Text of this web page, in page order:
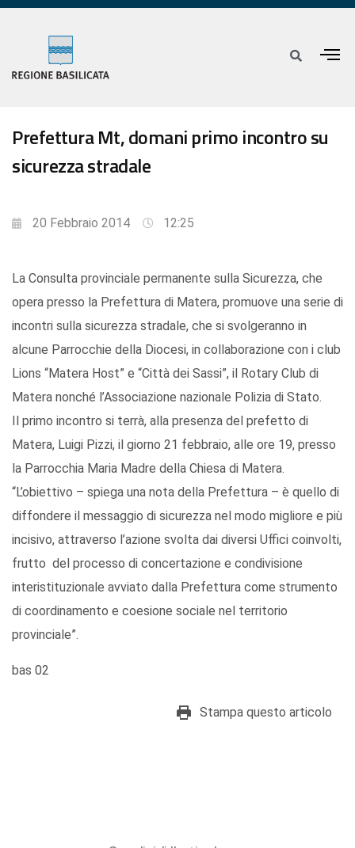
Prefettura Mt, domani primo incontro su
sicurezza stradale
20 Febbraio 2014 12:25
La Consulta provinciale permanente sulla Sicurezza, che
opera presso la Prefettura di Matera, promuove una serie di
incontri sulla sicurezza stradale, che si svolgeranno in
alcune Parrocchie della Diocesi, in collaborazione con i club
Lions “Matera Host” e “Città dei Sassi”, il Rotary Club di
Matera nonché l’Associazione nazionale Polizia di Stato.
Il primo incontro si terrà, alla presenza del prefetto di
Matera, Luigi Pizzi, il giorno 21 febbraio, alle ore 19, presso
la Parrocchia Maria Madre della Chiesa di Matera.
“L’obiettivo – spiega una nota della Prefettura – è quello di
diffondere il messaggio di sicurezza nel modo migliore e più
incisivo, attraverso l’azione svolta dai diversi Uffici coinvolti,
frutto del processo di concertazione e condivisione
interistituzionale avviato dalla Prefettura come strumento
di coordinamento e coesione sociale nel territorio
provinciale”.
bas 02
Stampa questo articolo